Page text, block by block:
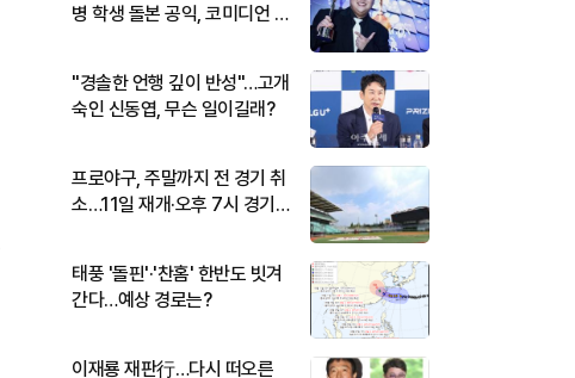
병 학생 돌본 공익, 코미디언 김
"경솔한 언행 깊이 반성"…고개
숙인 신동엽, 무슨 일이길래?
프로야구, 주말까지 전 경기 취
소…11일 재개·오후 7시 경기
태풍 '돌핀'·'찬홈' 한반도 빗겨
간다…예상 경로는?
이재룡 재판行…다시 떠오른